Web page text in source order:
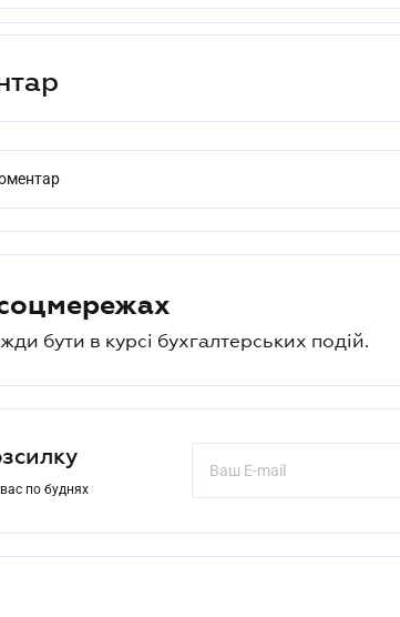
бути в курсі бухгалтерських подій.
по буднях